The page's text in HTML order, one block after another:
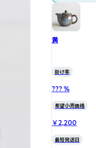
黄
掛け率
??? %
希望小売価格
￥2,200
最短発送日